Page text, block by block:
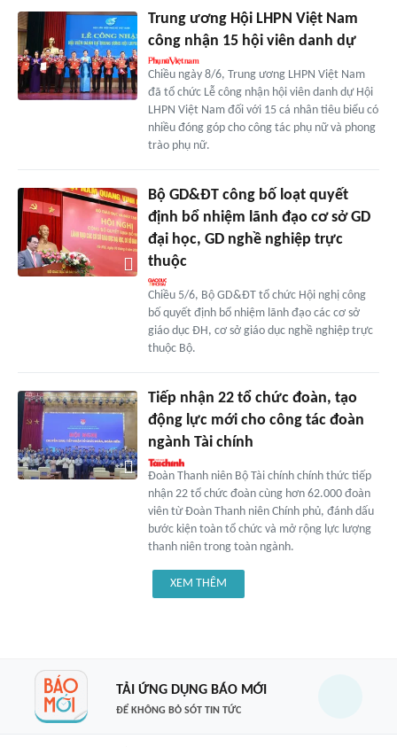
Trung ương Hội LHPN Việt Nam
công nhận 15 hội viên danh dự
Chiều ngày 8/6, Trung ương LHPN Việt Nam
đã tổ chức Lễ công nhận hội viên danh dự Hội
LHPN Việt Nam đối với 15 cá nhân tiêu biểu có
nhiều đóng góp cho công tác phụ nữ và phong
trào phụ nữ.
Bộ GD&ĐT công bố loạt quyết
định bổ nhiệm lãnh đạo cơ sở GD
đại học, GD nghề nghiệp trực
thuộc
Chiều 5/6, Bộ GD&ĐT tổ chức Hội nghị công
bố quyết định bổ nhiệm lãnh đạo các cơ sở
giáo dục ĐH, cơ sở giáo dục nghề nghiệp trực
thuộc Bộ.
Tiếp nhận 22 tổ chức đoàn, tạo
động lực mới cho công tác đoàn
ngành Tài chính
Đoàn Thanh niên Bộ Tài chính chính thức tiếp
nhận 22 tổ chức đoàn cùng hơn 62.000 đoàn
viên từ Đoàn Thanh niên Chính phủ, đánh dấu
bước kiện toàn tổ chức và mở rộng lực lượng
thanh niên trong toàn ngành.
XEM THÊM
TẢI ỨNG DỤNG BÁO MỚI
ĐỂ KHÔNG BỎ SÓT TIN TỨC